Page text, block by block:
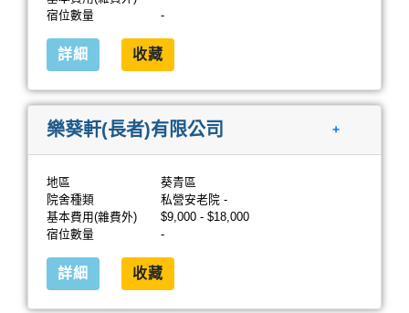
宿位數量
-
詳細 收藏
樂葵軒(長者)有限公司 +
地區
葵青區
院舍種類
私營安老院 -
基本費用(雜費外)
$9,000 - $18,000
宿位數量
-
詳細 收藏